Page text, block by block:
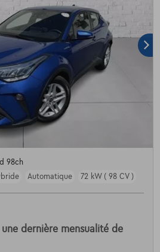
98ch
Automatique 72 kW ( 98 CV )
dernière mensualité de